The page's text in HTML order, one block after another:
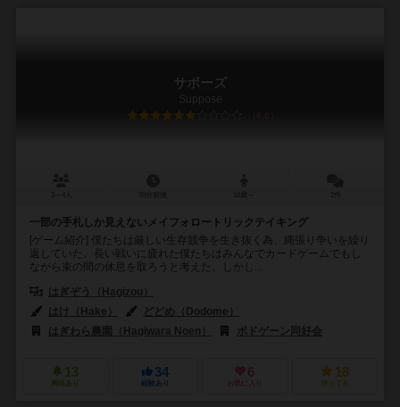
サポーズ
Suppose
6.0
一部の手札しか見えないメイフォロートリックテイキング
[ゲーム紹介] 僕たちは厳しい生存競争を生き抜く為、縄張り争いを繰り
返していた。長い戦いに疲れた僕たちはみんなでカードゲームでもし
ながら束の間の休息を取ろうと考えた。しかし...
はぎぞう（Hagizou）
はけ（Hake）
どどめ（Dodome）
はぎわら農園（Hagiwara Noen）
ボドゲーン同好会
13
興味あり
34
経験あり
6
お気に入り
18
持ってる